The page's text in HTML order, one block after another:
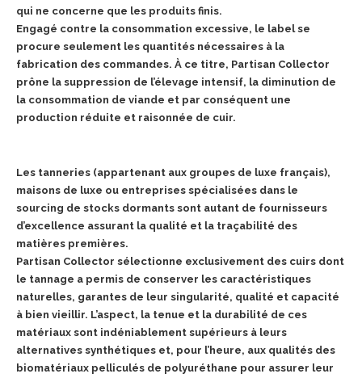
qui ne concerne que les produits finis.
Engagé contre la consommation excessive, le label se
procure seulement les quantités nécessaires à la
fabrication des commandes. À ce titre, Partisan Collector
prône la suppression de l’élevage intensif, la diminution de
la consommation de viande et par conséquent une
production réduite et raisonnée de cuir.
Les tanneries (appartenant aux groupes de luxe français),
maisons de luxe ou entreprises spécialisées dans le
sourcing de stocks dormants sont autant de fournisseurs
d’excellence assurant la qualité et la traçabilité des
matières premières.
Partisan Collector sélectionne exclusivement des cuirs dont
le tannage a permis de conserver les caractéristiques
naturelles, garantes de leur singularité, qualité et capacité
à bien vieillir. L’aspect, la tenue et la durabilité de ces
matériaux sont indéniablement supérieurs à leurs
alternatives synthétiques et, pour l’heure, aux qualités des
biomatériaux pelliculés de polyuréthane pour assurer leur